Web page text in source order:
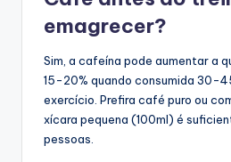
emagrecer?
Sim, a cafeína pode aumentar a
15-20% quando consumida 30-
exercício. Prefira café puro ou
xícara pequena (100ml) é
pessoas.